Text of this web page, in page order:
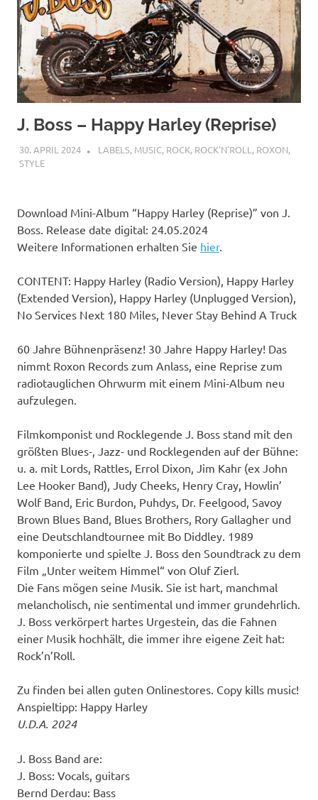
J. Boss – Happy Harley (Reprise)
30. APRIL 2024 STEFANBRAUN
LABELS, MUSIC, ROCK, ROCK'N'ROLL , ROXON,
STYLE
Download Mini-Album “Happy Harley (Reprise)” von J.
Boss. Release date digital: 24.05.2024
Weitere Informationen erhalten Sie hier.
CONTENT: Happy Harley (Radio Version), Happy Harley
(Extended Version), Happy Harley (Unplugged Version),
No Services Next 180 Miles, Never Stay Behind A Truck
60 Jahre Bühnenpräsenz! 30 Jahre Happy Harley! Das
nimmt Roxon Records zum Anlass, eine Reprise zum
radiotauglichen Ohrwurm mit einem Mini-Album neu
aufzulegen.
Filmkomponist und Rocklegende J. Boss stand mit den
größten Blues-, Jazz- und Rocklegenden auf der Bühne:
u. a. mit Lords, Rattles, Errol Dixon, Jim Kahr (ex John
Lee Hooker Band), Judy Cheeks, Henry Cray, Howlin’
Wolf Band, Eric Burdon, Puhdys, Dr. Feelgood, Savoy
Brown Blues Band, Blues Brothers, Rory Gallagher und
eine Deutschlandtournee mit Bo Diddley. 1989
komponierte und spielte J. Boss den Soundtrack zu dem
Film „Unter weitem Himmel“ von Oluf Zierl.
Die Fans mögen seine Musik. Sie ist hart, manchmal
melancholisch, nie sentimental und immer grundehrlich.
J. Boss verkörpert hartes Urgestein, das die Fahnen
einer Musik hochhält, die immer ihre eigene Zeit hat:
Rock’n’Roll.
Zu finden bei allen guten Onlinestores. Copy kills music!
Anspieltipp: Happy Harley
U.D.A. 2024
J. Boss Band are:
J. Boss: Vocals, guitars
Bernd Derdau: Bass